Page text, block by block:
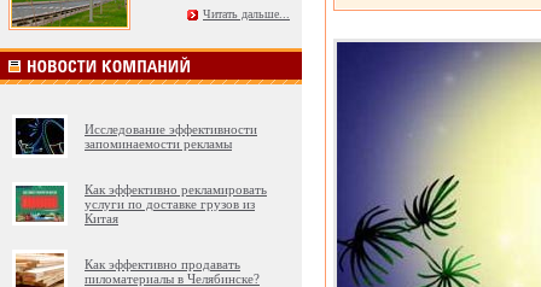
Читать дальше...
Исследование эффективности
запоминаемости рекламы
Как эффективно рекламировать
услуги по доставке грузов из
Китая
Как эффективно продавать
пиломатериалы в Челябинске?